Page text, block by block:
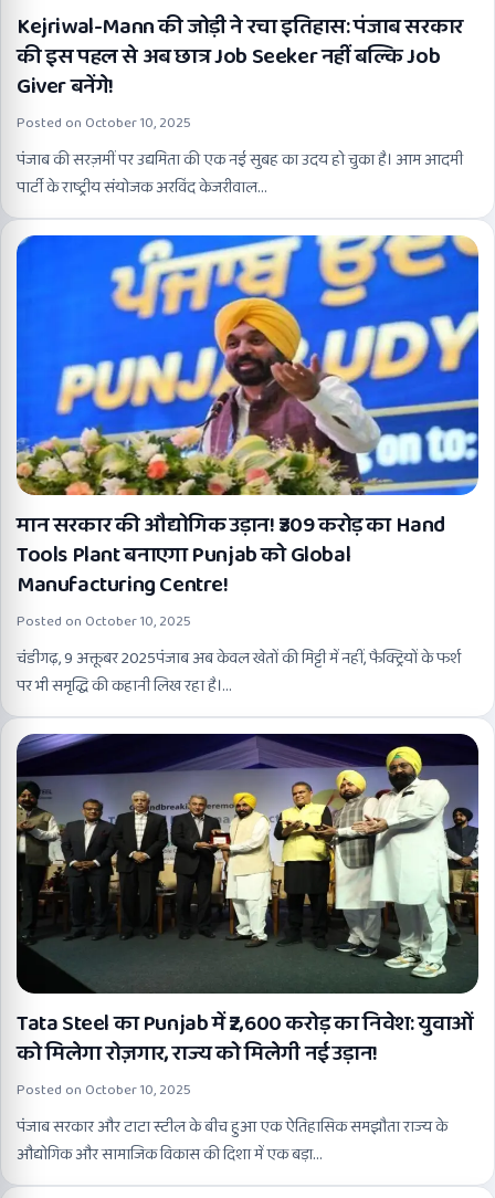
Kejriwal-Mann की जोड़ी ने रचा इतिहास: पंजाब सरकार
की इस पहल से अब छात्र Job Seeker नहीं बल्कि Job
Giver बनेंगे!
Posted on October 10, 2025
पंजाब की सरज़मीं पर उद्यमिता की एक नई सुबह का उदय हो चुका है। आम आदमी
पार्टी के राष्ट्रीय संयोजक अरविंद केजरीवाल…
मान सरकार की औद्योगिक उड़ान! ₹309 करोड़ का Hand
Tools Plant बनाएगा Punjab को Global
Manufacturing Centre!
Posted on October 10, 2025
चंडीगढ़, 9 अक्तूबर 2025पंजाब अब केवल खेतों की मिट्टी में नहीं, फैक्ट्रियों के फर्श
पर भी समृद्धि की कहानी लिख रहा है।…
Tata Steel का Punjab में ₹2,600 करोड़ का निवेश: युवाओं
को मिलेगा रोज़गार, राज्य को मिलेगी नई उड़ान!
Posted on October 10, 2025
पंजाब सरकार और टाटा स्टील के बीच हुआ एक ऐतिहासिक समझौता राज्य के
औद्योगिक और सामाजिक विकास की दिशा में एक बड़ा…